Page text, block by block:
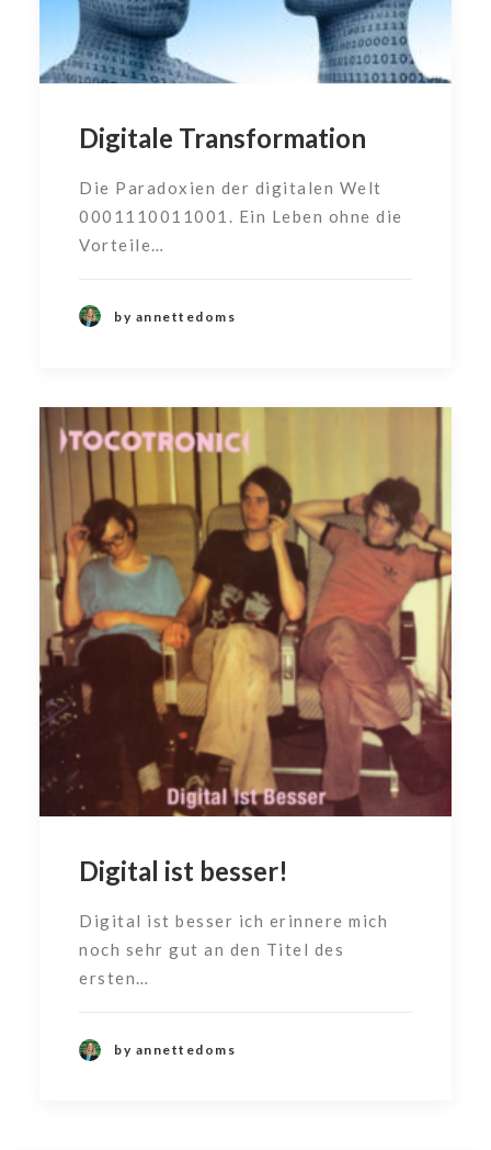
Digitale Transformation
Die Paradoxien der digitalen Welt
0001110011001. Ein Leben ohne die
Vorteile…
by annettedoms
Digital ist besser!
Digital ist besser ich erinnere mich
noch sehr gut an den Titel des
ersten…
by annettedoms